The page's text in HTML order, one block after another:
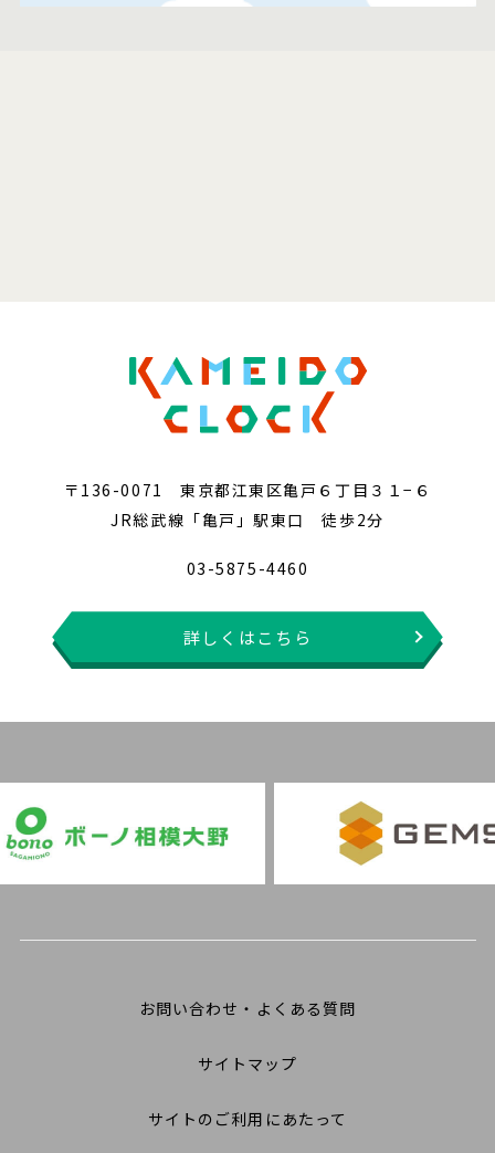
〒136-0071 東京都江東区亀戸６丁目３１−６
JR総武線「亀戸」駅東口 徒歩2分
03-5875-4460
詳しくはこちら
お問い合わせ・よくある質問
サイトマップ
サイトのご利用にあたって